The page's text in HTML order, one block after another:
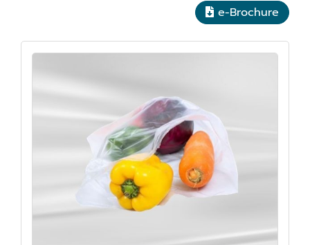
e-Brochure